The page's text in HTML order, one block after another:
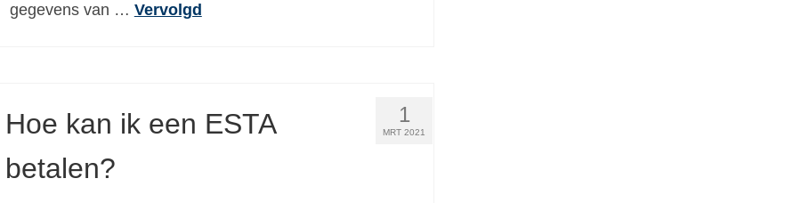
gegevens van … Vervolgd
1
MRT 2021
Hoe kan ik een ESTA
betalen?